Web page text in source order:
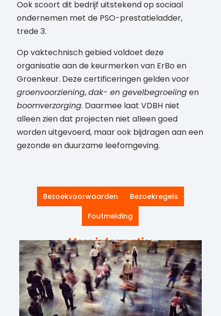
Ook scoort dit bedrijf uitstekend op sociaal
ondernemen met de PSO-prestatieladder,
trede 3.
Op vaktechnisch gebied voldoet deze
organisatie aan de keurmerken van ErBo en
Groenkeur. Deze certificeringen gelden voor
groenvoorziening,dak- en gevelbegroeiingen
boomverzorging. Daarmee laat VDBH niet
alleen zien dat projecten niet alleen goed
worden uitgevoerd, maar ook bijdragen aan een
gezonde en duurzame leefomgeving.
Bezoekvoorwaarden
Bezoekregels
Foutmelding
Meer informatie: